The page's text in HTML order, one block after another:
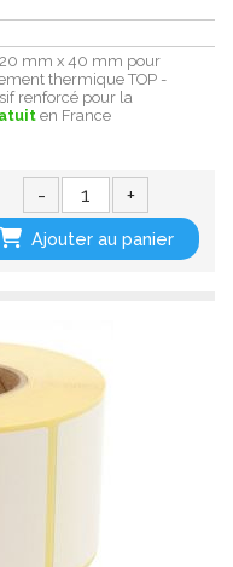
mm x 40 mm pour
thermique TOP -
renforcé pour la
en France
- +
Ajouter au panier